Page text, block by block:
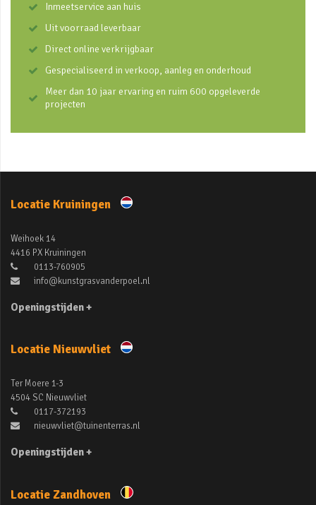
Inmeetservice aan huis
Uit voorraad leverbaar
Direct online verkrijgbaar
Gespecialiseerd in verkoop, aanleg en onderhoud
Meer dan 10 jaar ervaring en ruim 600 opgeleverde
projecten
Locatie Kruiningen
Weihoek 14
4416 PX Kruiningen
0113-760905
info@kunstgrasvanderpoel.nl
Openingstijden +
Locatie Nieuwvliet
Ter Moere 1-3
4504 SC Nieuwvliet
0117-372193
nieuwvliet@tuinenterras.nl
Openingstijden +
Locatie Zandhoven